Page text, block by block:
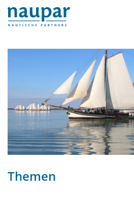
Themen